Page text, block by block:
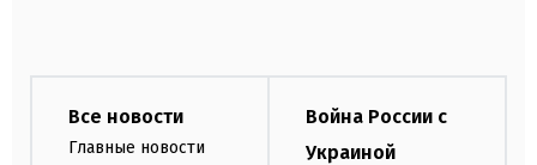
Все новости
Главные новости
Война России с
Украиной